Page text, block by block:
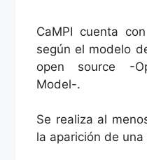
CaMPI cuenta
según el modelo
open source -
Model-.
Se realiza al
la aparición de